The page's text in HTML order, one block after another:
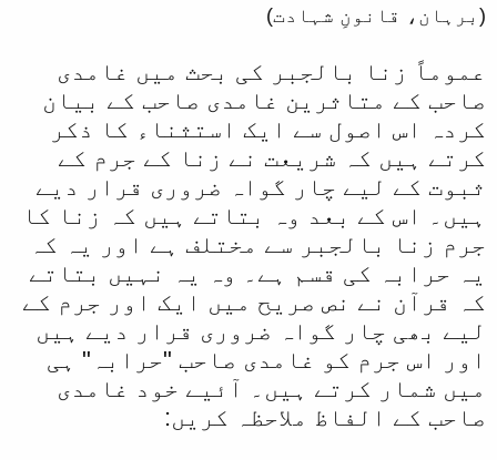
(برہان، قانونِ شہادت)
عموماً زنا بالجبر کی بحث میں غامدی
صاحب کے متاثرین غامدی صاحب کے بیان
کردہ اس اصول سے ایک استثناء کا ذکر
کرتے ہیں کہ شریعت نے زنا کے جرم کے
ثبوت کے لیے چار گواہ ضروری قرار دیے
ہیں۔ اس کے بعد وہ بتاتے ہیں کہ زنا کا
جرم زنا بالجبر سے مختلف ہے اور یہ کہ
یہ حرابہ کی قسم ہے۔ وہ یہ نہیں بتاتے
کہ قرآن نے نص صریح میں ایک اور جرم کے
لیے بھی چار گواہ ضروری قرار دیے ہیں
اور اس جرم کو غامدی صاحب "حرابہ" ہی
میں شمار کرتے ہیں۔ آئیے خود غامدی
صاحب کے الفاظ ملاحظہ کریں: